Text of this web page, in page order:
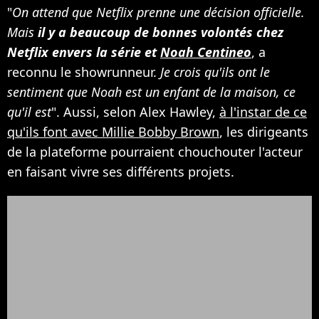
"On attend que Netflix prenne une décision officielle.
Mais il y a beaucoup de bonnes volontés chez
Netflix envers la série etNoah Centineo, a
reconnu le showrunneur. Je crois qu'ils ont le
sentiment que Noah est un enfant de la maison, ce
qu'il est". Aussi, selon Alex Hawley, à l'instar de ce
qu'ils font avec Millie Bobby Brown, les dirigeants
de la plateforme pourraient chouchouter l'acteur
en faisant vivre ses différents projets.